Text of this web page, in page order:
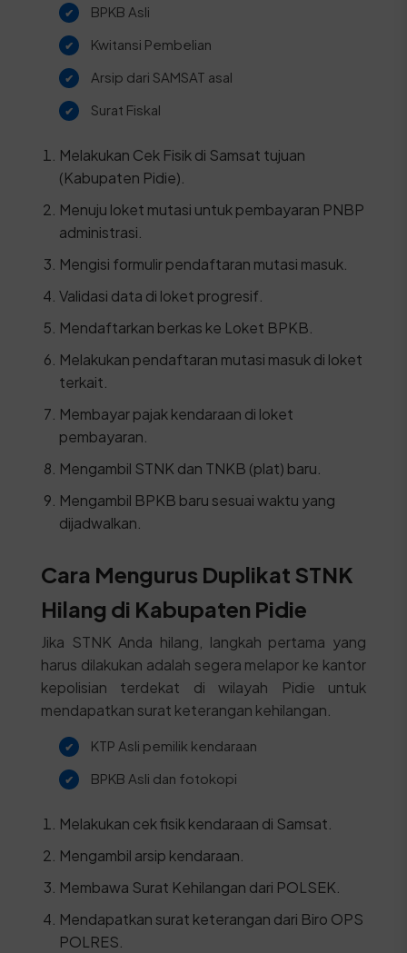
BPKB Asli
Kwitansi Pembelian
Arsip dari SAMSAT asal
Surat Fiskal
Melakukan Cek Fisik di Samsat tujuan
(Kabupaten Pidie).
Menuju loket mutasi untuk pembayaran PNBP
administrasi.
Mengisi formulir pendaftaran mutasi masuk.
Validasi data di loket progresif.
Mendaftarkan berkas ke Loket BPKB.
Melakukan pendaftaran mutasi masuk di loket
terkait.
Membayar pajak kendaraan di loket
pembayaran.
Mengambil STNK dan TNKB (plat) baru.
Mengambil BPKB baru sesuai waktu yang
dijadwalkan.
Cara Mengurus Duplikat STNK
Hilang di Kabupaten Pidie
Jika STNK Anda hilang, langkah pertama yang
harus dilakukan adalah segera melapor ke kantor
kepolisian terdekat di wilayah Pidie untuk
mendapatkan surat keterangan kehilangan.
KTP Asli pemilik kendaraan
BPKB Asli dan fotokopi
Melakukan cek fisik kendaraan di Samsat.
Mengambil arsip kendaraan.
Membawa Surat Kehilangan dari POLSEK.
Mendapatkan surat keterangan dari Biro OPS
POLRES.